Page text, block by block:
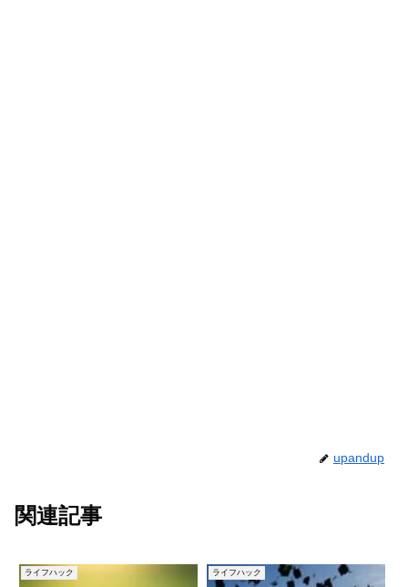
upandup
関連記事
ライフハック ライフハック